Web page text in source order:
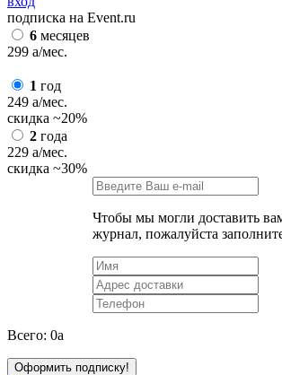
подписка на Event.ru
6 месяцев
299 a/мес.
1 год
249 a/мес.
скидка ~20%
2 года
229 a/мес.
скидка ~30%
Чтобы мы могли доставить
журнал, пожалуйста
Всего: 0a
Оформить подписку!